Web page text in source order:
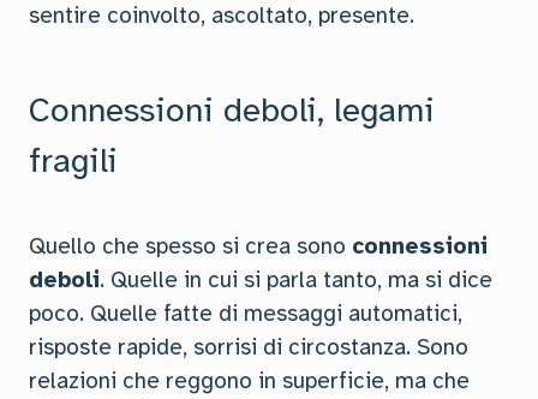
sentire coinvolto, ascoltato, presente.
Connessioni deboli, legami
fragili
Quello che spesso si crea sono connessioni
deboli. Quelle in cui si parla tanto, ma si dice
poco. Quelle fatte di messaggi automatici,
risposte rapide, sorrisi di circostanza. Sono
relazioni che reggono in superficie, ma che